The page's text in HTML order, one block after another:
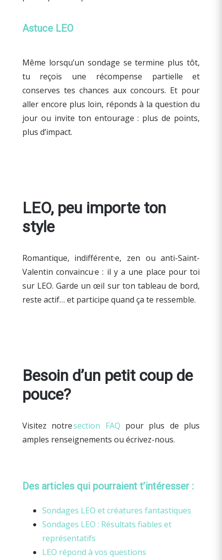
Astuce LEO
Même lorsqu’un sondage se termine plus tôt,
tu reçois une récompense partielle et
conserves tes chances aux concours. Et pour
aller encore plus loin, réponds à la question du
jour ou invite ton entourage : plus de points,
plus d’impact.
LEO, peu importe ton
style
Romantique, indifférent·e, zen ou anti-Saint-
Valentin convaincu·e : il y a une place pour toi
sur LEO. Garde un œil sur ton tableau de bord,
reste actif… et participe quand ça te ressemble.
Besoin d’un petit coup de
pouce?
Visitez notresection FAQ pour plus de plus
amples renseignements ou écrivez-nous.
Des articles qui pourraient t’intéresser :
Sondages LEO et créatures fantastiques
Sondages LEO : Résultats fiables et
représentatifs
LEO répond à vos questions